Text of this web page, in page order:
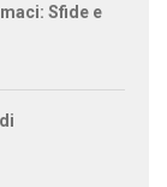
Sfide e